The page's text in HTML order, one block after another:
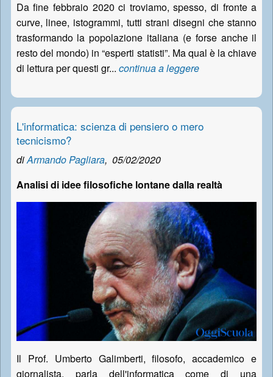
Da fine febbraio 2020 ci troviamo, spesso, di fronte a
curve, linee, istogrammi, tutti strani disegni che stanno
trasformando la popolazione italiana (e forse anche il
resto del mondo) in “esperti statisti”. Ma qual è la chiave
di lettura per questi gr... continua a leggere
L'informatica: scienza di pensiero o mero
tecnicismo?
diArmando Pagliara, 05/02/2020
Analisi di idee filosofiche lontane dalla realtà
Il Prof. Umberto Galimberti, filosofo, accademico e
giornalista, parla dell'informatica come di una